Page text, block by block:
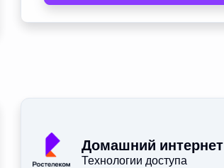
Домашний интернет
Технологии доступа